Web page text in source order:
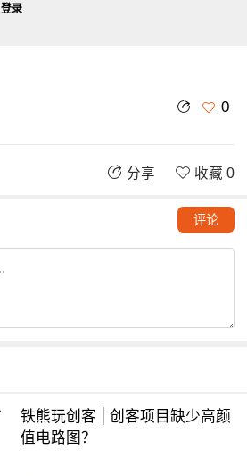
0
分享 收藏 0
评论
铁熊玩创客 | 创客项目缺少高颜
值电路图？
登录